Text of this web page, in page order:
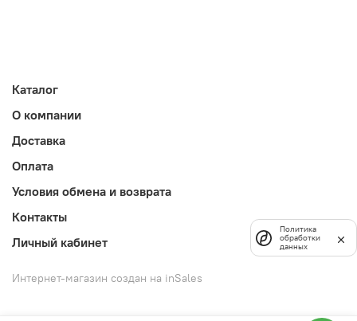
Каталог
О компании
Доставка
Оплата
Условия обмена и возврата
Контакты
Личный кабинет
Интернет-магазин создан на inSales
Политика
обработки
данных